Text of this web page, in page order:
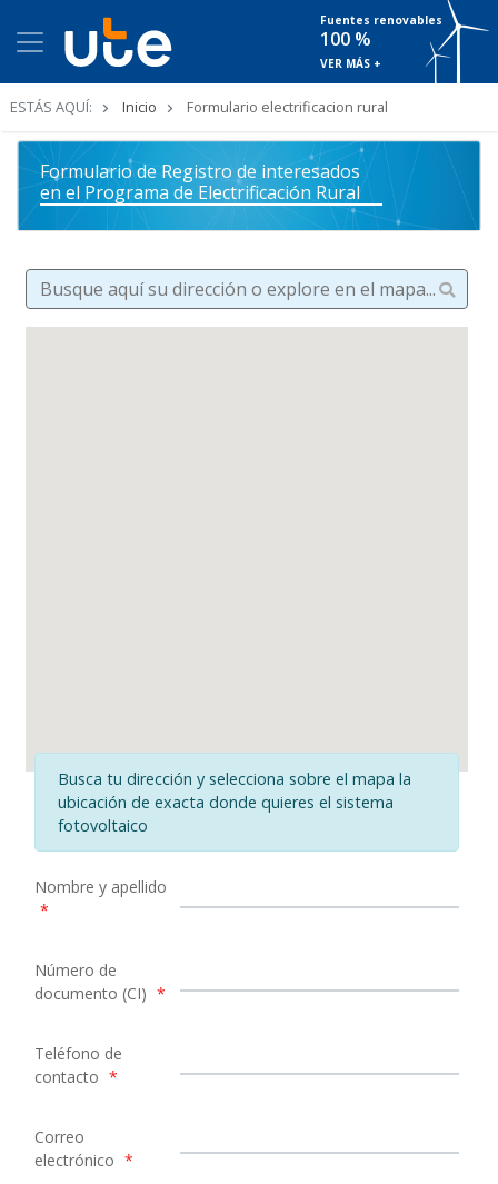
Fuentes renovables
100 %
VER MÁS +
ESTÁS AQUÍ: Inicio Formulario electrificacion rural
Formulario de Registro de interesados
en el Programa de Electrificación Rural
Busca tu dirección y selecciona sobre el mapa la
ubicación de exacta donde quieres el sistema
fotovoltaico
Nombre y apellido
*
Número de
documento (CI) *
Teléfono de
contacto *
Correo
electrónico *